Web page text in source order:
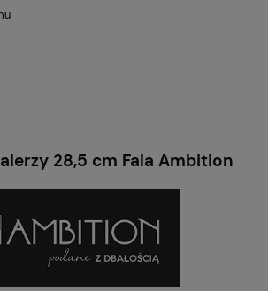
28,5 cm Fala Ambition